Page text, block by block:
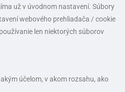
už v úvodnom nastavení. Súbory
webového prehliadača / cookie
len niektorých súborov
účelom, v akom rozsahu, ako